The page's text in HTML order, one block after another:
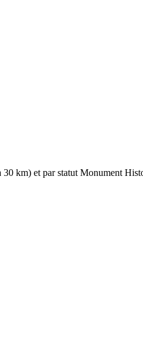
km) et par statut Monument